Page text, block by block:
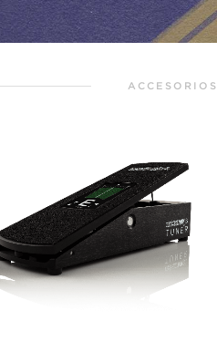
ACCESORIOS